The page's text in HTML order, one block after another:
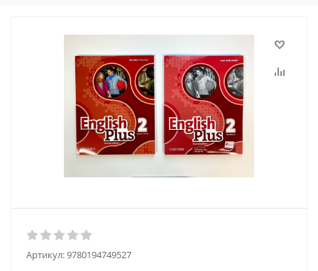
Артикул:9780194749527